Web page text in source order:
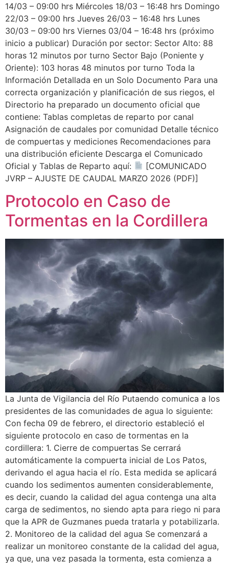
14/03 – 09:00 hrs Miércoles 18/03 – 16:48 hrs Domingo
22/03 – 09:00 hrs Jueves 26/03 – 16:48 hrs Lunes
30/03 – 09:00 hrs Viernes 03/04 – 16:48 hrs (próximo
inicio a publicar) Duración por sector: Sector Alto: 88
horas 12 minutos por turno Sector Bajo (Poniente y
Oriente): 103 horas 48 minutos por turno Toda la
Información Detallada en un Solo Documento Para una
correcta organización y planificación de sus riegos, el
Directorio ha preparado un documento oficial que
contiene: Tablas completas de reparto por canal
Asignación de caudales por comunidad Detalle técnico
de compuertas y mediciones Recomendaciones para
una distribución eficiente Descarga el Comunicado
Oficial y Tablas de Reparto aquí:
[COMUNICADO
JVRP – AJUSTE DE CAUDAL MARZO 2026 (PDF)]
Protocolo en Caso de
Tormentas en la Cordillera
La Junta de Vigilancia del Río Putaendo comunica a los
presidentes de las comunidades de agua lo siguiente:
Con fecha 09 de febrero, el directorio estableció el
siguiente protocolo en caso de tormentas en la
cordillera: 1. Cierre de compuertas Se cerrará
automáticamente la compuerta inicial de Los Patos,
derivando el agua hacia el río. Esta medida se aplicará
cuando los sedimentos aumenten considerablemente,
es decir, cuando la calidad del agua contenga una alta
carga de sedimentos, no siendo apta para riego ni para
que la APR de Guzmanes pueda tratarla y potabilizarla.
2. Monitoreo de la calidad del agua Se comenzará a
realizar un monitoreo constante de la calidad del agua,
ya que, una vez pasada la tormenta, esta comienza a